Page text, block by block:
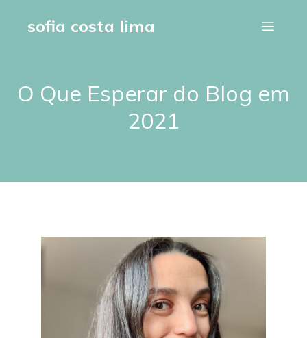
sofia costa lima
O Que Esperar do Blog em
2021